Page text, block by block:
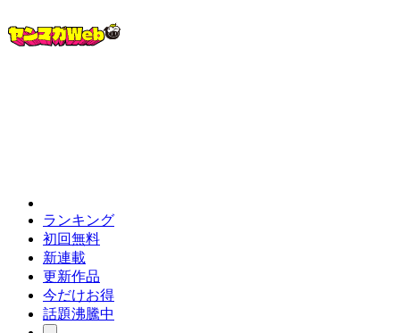
ランキング
初回無料
新連載
更新作品
今だけお得
話題沸騰中